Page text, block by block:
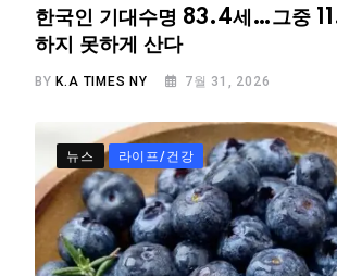
한국인 기대수명 83.4세…그중
하지 못하게 산다
BY K.A TIMES NY 7월 31, 2026
뉴스 라이프/건강